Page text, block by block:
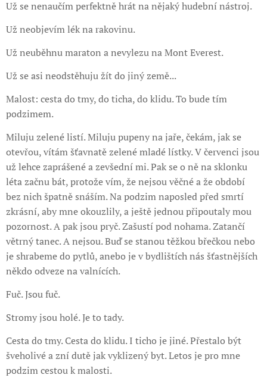
Už se nenaučím perfektně hrát na nějaký hudební nástroj.
Už neobjevím lék na rakovinu.
Už neuběhnu maraton a nevylezu na Mont Everest.
Už se asi neodstěhuju žít do jiný země...
Malost: cesta do tmy, do ticha, do klidu. To bude tím
podzimem.
Miluju zelené listí. Miluju pupeny na jaře, čekám, jak se
otevřou, vítám šťavnatě zelené mladé lístky. V červenci jsou
už lehce zaprášené a zevšední mi. Pak se o ně na sklonku
léta začnu bát, protože vím, že nejsou věčné a že období
bez nich špatně snáším. Na podzim naposled před smrtí
zkrásní, aby mne okouzlily, a ještě jednou připoutaly mou
pozornost. A pak jsou pryč. Zašustí pod nohama. Zatančí
větrný tanec. A nejsou. Buď se stanou těžkou břečkou nebo
je shrabeme do pytlů, anebo je v bydlištích nás šťastnějších
někdo odveze na valnících.
Fuč. Jsou fuč.
Stromy jsou holé. Je to tady.
Cesta do tmy. Cesta do klidu. I ticho je jiné. Přestalo být
šveholivé a zní dutě jak vyklizený byt. Letos je pro mne
podzim cestou k malosti.